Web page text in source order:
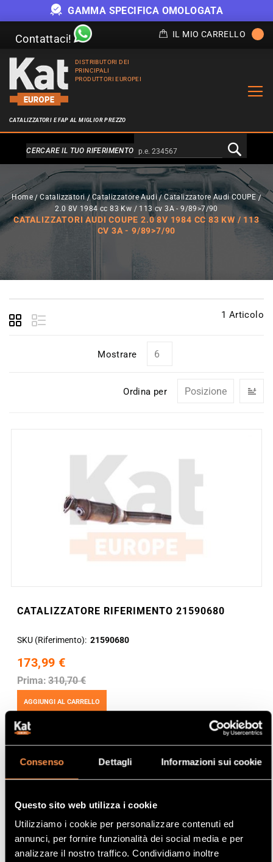
Consenso Dettagli Informazioni sui cookie
Questo sito web utilizza i cookie
Utilizziamo i cookie per personalizzare contenuti ed
annunci, per fornire funzionalità dei social media e per
analizzare il nostro traffico. Condividiamo inoltre
GAMMA SPECIFICA OMOLOGATA
Contattaci! IL MIO CARRELLO
DISTRIBUTORI DEI
PRINCIPALI
PRODUTTORI EUROPEI
CATALIZZATORI E FAP AL MIGLIOR PREZZO
Alternativa a Doofinder
CERCARE IL TUO RIFERIMENTO
Home Catalizzatori Catalizzatore Audi
Catalizzatore Audi COUPE
2.0 8V 1984 cc 83 Kw / 113 cv 3A - 9/89>7/90
CATALIZZATORI AUDI COUPE 2.0 8V 1984 CC 83 KW / 113
CV 3A - 9/89>7/90
1 Articolo
Mostrare
Ordina per
CATALIZZATORE RIFERIMENTO 21590680
SKU (Riferimento) 21590680
173,99 €
Prima: 310,70 €
AGGIUNGI AL CARRELLO
Mostrare Per pagina